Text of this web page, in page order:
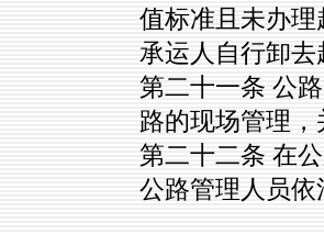
值标准且未办
承运人自行卸
第二十一条 公
路的现场管理
第二十二条 在
公路管理人员